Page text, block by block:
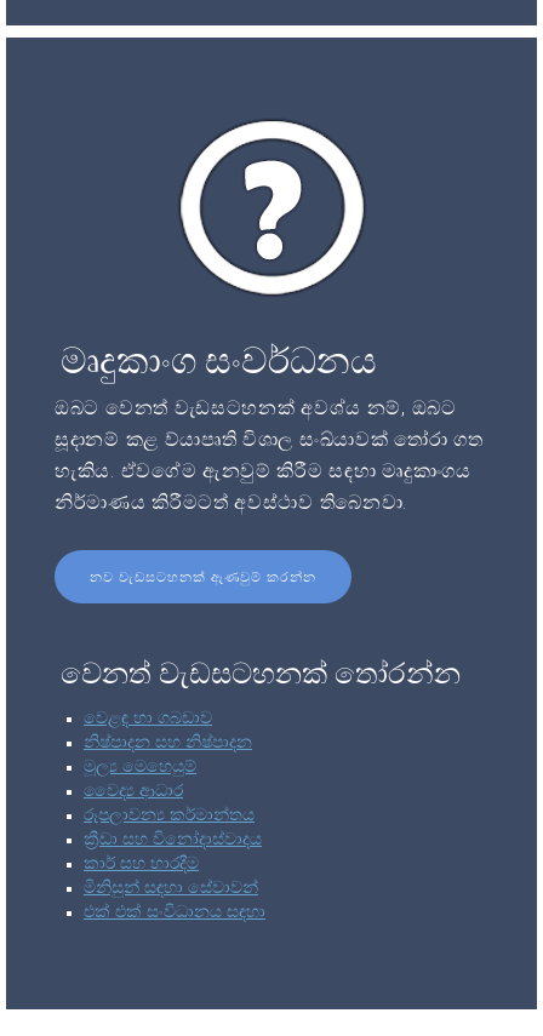
මෘදුකාංග සංවර්ධනය
ඔබට වෙනත් වැඩසටහනක් අවශ්ය නම්, ඔබට
සූදානම් කළ ව්යාපෘති විශාල සංඛ්යාවක් තෝරා ගත
හැකිය. ඒවගේම ඇනවුම් කිරීම සඳහා මෘදුකාංගය
නිර්මාණය කිරීමටත් අවස්ථාව තිබෙනවා.
නව වැඩසටහනක් ඇණවුම් කරන්න
වෙනත් වැඩසටහනක් තෝරන්න
වෙළඳ හා ගබඩාව
නිෂ්පාදන සහ නිෂ්පාදන
මූල්‍ය මෙහෙයුම්
වෛද්‍ය ආධාර
රූපලාවන්‍ය කර්මාන්තය
ක්‍රීඩා සහ විනෝදාස්වාදය
කාර් සහ භාරදීම
මිනිසුන් සඳහා සේවාවන්
එක් එක් සංවිධානය සඳහා